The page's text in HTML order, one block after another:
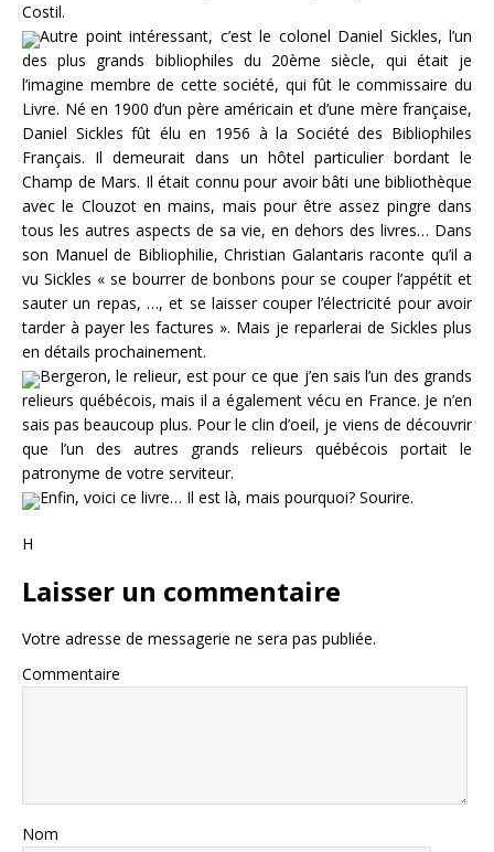
Costil.
Autre point intéressant, c’est le colonel Daniel Sickles, l’un
des plus grands bibliophiles du 20ème siècle, qui était je
l’imagine membre de cette société, qui fût le commissaire du
Livre. Né en 1900 d’un père américain et d’une mère française,
Daniel Sickles fût élu en 1956 à la Société des Bibliophiles
Français. Il demeurait dans un hôtel particulier bordant le
Champ de Mars. Il était connu pour avoir bâti une bibliothèque
avec le Clouzot en mains, mais pour être assez pingre dans
tous les autres aspects de sa vie, en dehors des livres… Dans
son Manuel de Bibliophilie, Christian Galantaris raconte qu’il a
vu Sickles « se bourrer de bonbons pour se couper l’appétit et
sauter un repas, …, et se laisser couper l’électricité pour avoir
tarder à payer les factures ». Mais je reparlerai de Sickles plus
en détails prochainement.
Bergeron, le relieur, est pour ce que j’en sais l’un des grands
relieurs québécois, mais il a également vécu en France. Je n’en
sais pas beaucoup plus. Pour le clin d’oeil, je viens de découvrir
que l’un des autres grands relieurs québécois portait le
patronyme de votre serviteur.
Enfin, voici ce livre… Il est là, mais pourquoi? Sourire.
H
Laisser un commentaire
Votre adresse de messagerie ne sera pas publiée.
Commentaire
Nom